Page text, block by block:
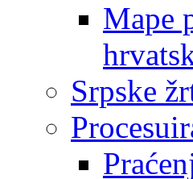
Mape
Srpske